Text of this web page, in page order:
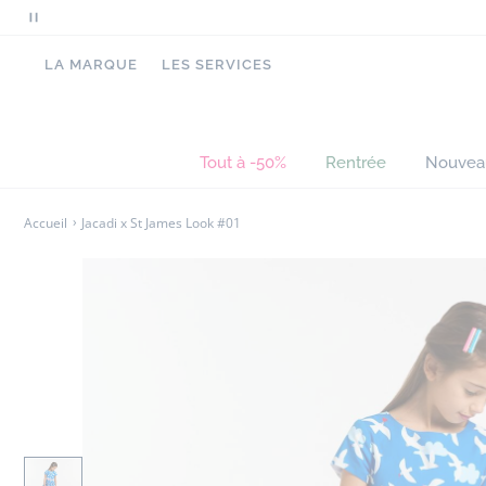
Mettre
pause
LA MARQUE LES SERVICES
Tout à -50% Rentrée
Accueil Jacadi x St James Look #01